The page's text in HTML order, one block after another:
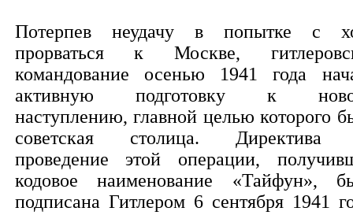
Потерпев неудачу в попытке с
прорваться к Москве,
командование осенью 1941 года
активную подготовку к
наступлению, главной целью которого
советская столица. Директива
проведение этой операции,
кодовое наименование «Тайфун»,
подписана Гитлером 6 сентября 1941